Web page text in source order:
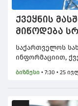
ქვეყნის
მიწოდება
საქართველოს
ინფორმაციით,
სრულად აღდგა.
ბიზნესი • 7:30 • 25